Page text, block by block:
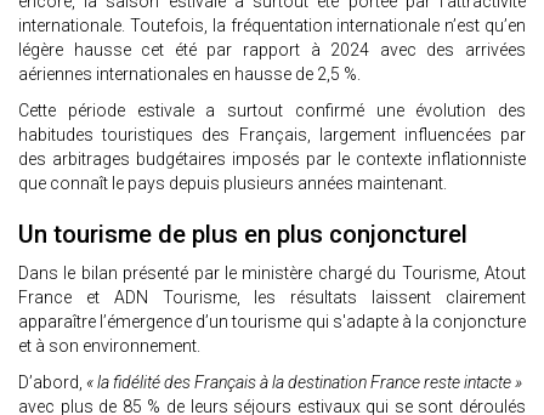
internationale. Toutefois, la fréquentation internationale n’est qu’en
légère hausse cet été par rapport à 2024 avec des arrivées
aériennes internationales en hausse de 2,5 %.
Cette période estivale a surtout confirmé une évolution des
habitudes touristiques des Français, largement influencées par
des arbitrages budgétaires imposés par le contexte inflationniste
que connaît le pays depuis plusieurs années maintenant.
Un tourisme de plus en plus conjoncturel
Dans le bilan présenté par le ministère chargé du Tourisme, Atout
France et ADN Tourisme, les résultats laissent clairement
apparaître l’émergence d’un tourisme qui s'adapte à la conjoncture
et à son environnement.
D’abord, « la fidélité des Français à la destination France reste intacte »
avec plus de 85 % de leurs séjours estivaux qui se sont déroulés